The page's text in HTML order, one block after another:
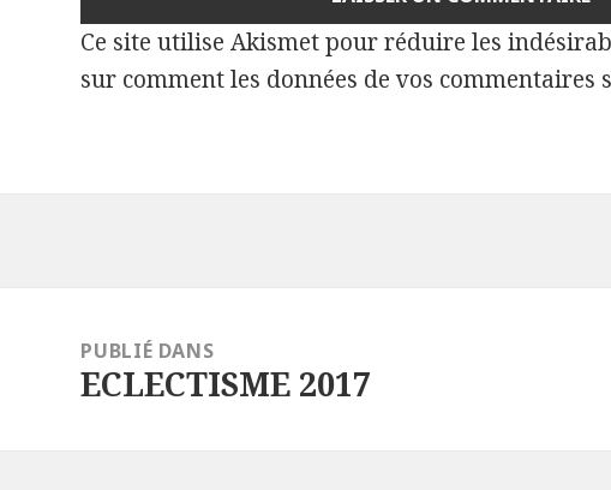
Ce site utilise Akismet pour réduire les
sur comment les données de vos commentaires
l’article
PUBLIÉ DANS
ECLECTISME 2017